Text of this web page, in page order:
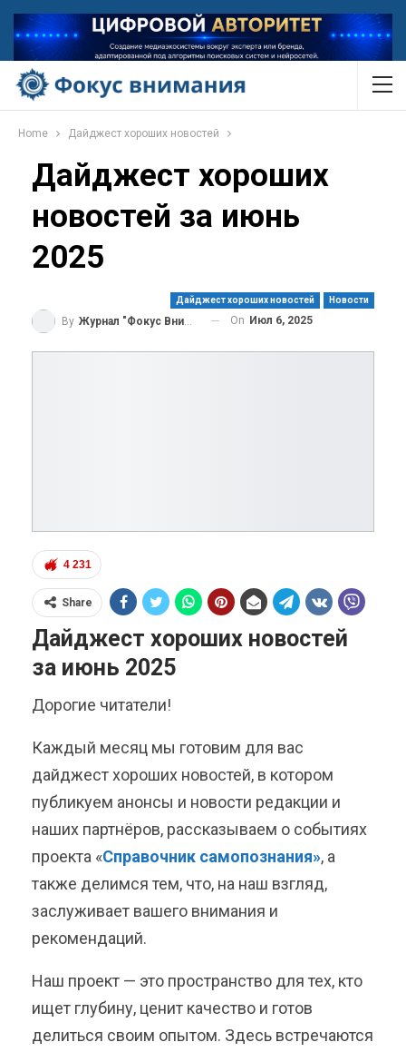
Home Дайджест хороших новостей
Дайджест хороших
новостей за июнь
2025
Дайджест хороших новостей Новости
By Журнал "Фокус Внимания" On Июл 6, 2025
4 231
Share
Дайджест хороших новостей
за июнь 2025
Дорогие читатели!
Каждый месяц мы готовим для вас
дайджест хороших новостей, в котором
публикуем анонсы и новости редакции и
наших партнёров, рассказываем о событиях
проекта «Справочник самопознания», а
также делимся тем, что, на наш взгляд,
заслуживает вашего внимания и
рекомендаций.
Наш проект — это пространство для тех, кто
ищет глубину, ценит качество и готов
делиться своим опытом. Здесь встречаются